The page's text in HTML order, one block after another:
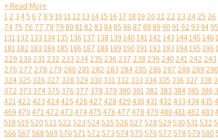
+ Read More
12 3456 78910111213141516171819 20 2122 23 2425 26
7475 76 77 78 7980818283848586878889909192939495
131132133134135136137138139140141142143144145146
181182183184185186187188189190191192193194195196
229 230 231232 233 234235 236 237 238 239 240 241242 243
276 277 278 279 280 281282 283 284285 286 287 288 289 290
324325 326 327 328 329 330 331332 333 334335 336 337 338
372 373 374375 376 377 378 379 380 381382 383 384385 386
421422423424425426427428429430431432433434435
469470471472473474475476477478479480481482483
518519520521522523524525526527528529530531532
566567568569570571572573574575576577578579580